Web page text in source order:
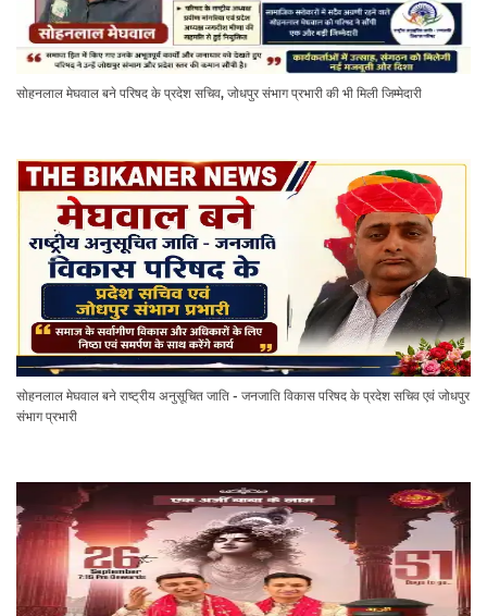
सोहनलाल मेघवाल बने परिषद के प्रदेश सचिव, जोधपुर संभाग प्रभारी की भी मिली जिम्मेदारी
सोहनलाल मेघवाल बने राष्ट्रीय अनुसूचित जाति - जनजाति विकास परिषद के प्रदेश सचिव एवं जोधपुर
संभाग प्रभारी